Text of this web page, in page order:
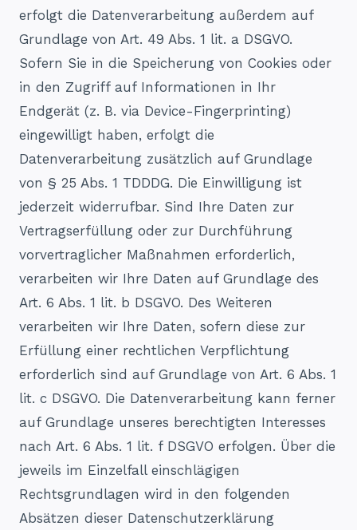
erfolgt die Datenverarbeitung außerdem auf
Grundlage von Art. 49 Abs. 1 lit. a DSGVO.
Sofern Sie in die Speicherung von Cookies oder
in den Zugriff auf Informationen in Ihr
Endgerät (z. B. via Device-Fingerprinting)
eingewilligt haben, erfolgt die
Datenverarbeitung zusätzlich auf Grundlage
von § 25 Abs. 1 TDDDG. Die Einwilligung ist
jederzeit widerrufbar. Sind Ihre Daten zur
Vertragserfüllung oder zur Durchführung
vorvertraglicher Maßnahmen erforderlich,
verarbeiten wir Ihre Daten auf Grundlage des
Art. 6 Abs. 1 lit. b DSGVO. Des Weiteren
verarbeiten wir Ihre Daten, sofern diese zur
Erfüllung einer rechtlichen Verpflichtung
erforderlich sind auf Grundlage von Art. 6 Abs. 1
lit. c DSGVO. Die Datenverarbeitung kann ferner
auf Grundlage unseres berechtigten Interesses
nach Art. 6 Abs. 1 lit. f DSGVO erfolgen. Über die
jeweils im Einzelfall einschlägigen
Rechtsgrundlagen wird in den folgenden
Absätzen dieser Datenschutzerklärung